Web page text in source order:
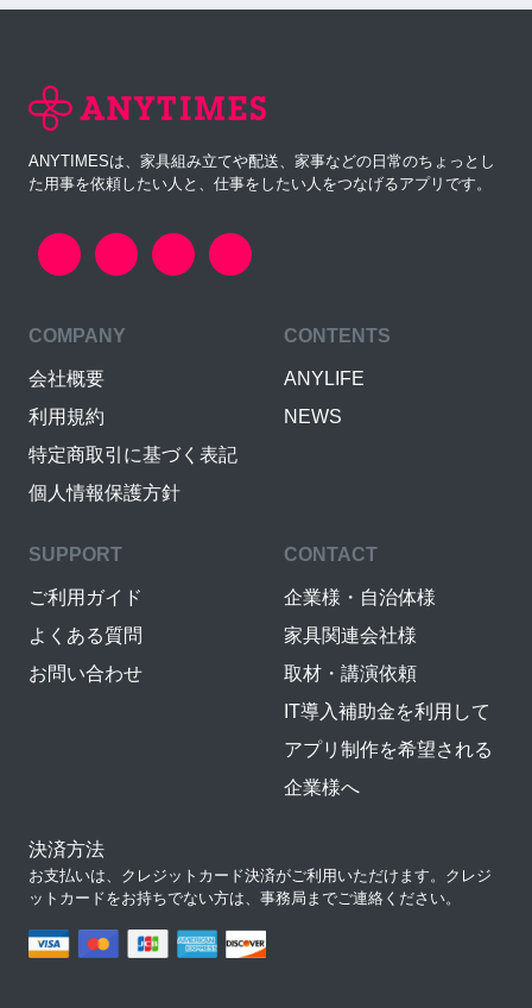
ANYTIMESは、家具組み立てや配送、家事などの日常のちょっとし
た用事を依頼したい人と、仕事をしたい人をつなげるアプリです。
COMPANY
会社概要
利用規約
特定商取引に基づく表記
個人情報保護方針
CONTENTS
ANYLIFE
NEWS
SUPPORT
ご利用ガイド
よくある質問
お問い合わせ
CONTACT
企業様・自治体様
家具関連会社様
取材・講演依頼
IT導入補助金を利用して
アプリ制作を希望される
企業様へ
決済方法
お支払いは、クレジットカード決済がご利用いただけます。クレジ
ットカードをお持ちでない方は、事務局までご連絡ください。